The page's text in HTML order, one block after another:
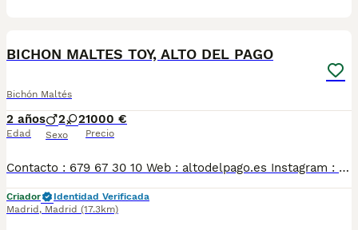
BICHON MALTES TOY, ALTO DEL PAGO
Bichón Maltés
2 años
Edad
2 2
Sexo
1000 €
Precio
Contacto : 679 67 30 10 Web : altodelpago.es Instagram : @altodelpago Criados en ambiente familiar, en plena naturaleza. Se entregan con toda su documentación y cartilla. Posibilidad de visitarnos cualquier dia del año. Pedimos seriedad y responsabilidad.
Criador
Identidad Verificada
Madrid , Madrid (17.3km)